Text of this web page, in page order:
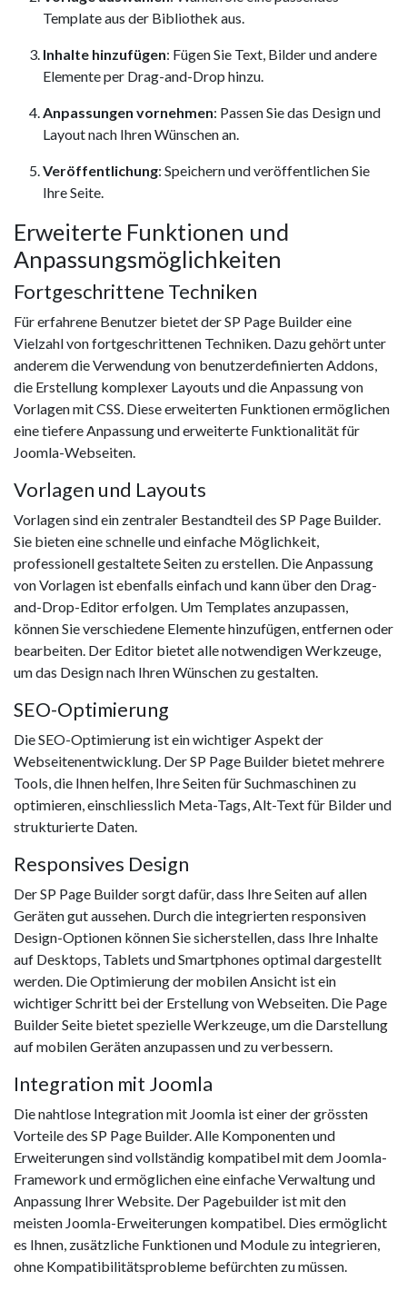
Template aus der Bibliothek aus.
Inhalte hinzufügen: Fügen Sie Text, Bilder und andere
Elemente per Drag-and-Drop hinzu.
Anpassungen vornehmen: Passen Sie das Design und
Layout nach Ihren Wünschen an.
Veröffentlichung: Speichern und veröffentlichen Sie
Ihre Seite.
Erweiterte Funktionen und
Anpassungsmöglichkeiten
Fortgeschrittene Techniken
Für erfahrene Benutzer bietet der SP Page Builder eine
Vielzahl von fortgeschrittenen Techniken. Dazu gehört unter
anderem die Verwendung von benutzerdefinierten Addons,
die Erstellung komplexer Layouts und die Anpassung von
Vorlagen mit CSS. Diese erweiterten Funktionen ermöglichen
eine tiefere Anpassung und erweiterte Funktionalität für
Joomla-Webseiten.
Vorlagen und Layouts
Vorlagen sind ein zentraler Bestandteil des SP Page Builder.
Sie bieten eine schnelle und einfache Möglichkeit,
professionell gestaltete Seiten zu erstellen. Die Anpassung
von Vorlagen ist ebenfalls einfach und kann über den Drag-
and-Drop-Editor erfolgen. Um Templates anzupassen,
können Sie verschiedene Elemente hinzufügen, entfernen oder
bearbeiten. Der Editor bietet alle notwendigen Werkzeuge,
um das Design nach Ihren Wünschen zu gestalten.
SEO-Optimierung
Die SEO-Optimierung ist ein wichtiger Aspekt der
Webseitenentwicklung. Der SP Page Builder bietet mehrere
Tools, die Ihnen helfen, Ihre Seiten für Suchmaschinen zu
optimieren, einschliesslich Meta-Tags, Alt-Text für Bilder und
strukturierte Daten.
Responsives Design
Der SP Page Builder sorgt dafür, dass Ihre Seiten auf allen
Geräten gut aussehen. Durch die integrierten responsiven
Design-Optionen können Sie sicherstellen, dass Ihre Inhalte
auf Desktops, Tablets und Smartphones optimal dargestellt
werden. Die Optimierung der mobilen Ansicht ist ein
wichtiger Schritt bei der Erstellung von Webseiten. Die Page
Builder Seite bietet spezielle Werkzeuge, um die Darstellung
auf mobilen Geräten anzupassen und zu verbessern.
Integration mit Joomla
Die nahtlose Integration mit Joomla ist einer der grössten
Vorteile des SP Page Builder. Alle Komponenten und
Erweiterungen sind vollständig kompatibel mit dem Joomla-
Framework und ermöglichen eine einfache Verwaltung und
Anpassung Ihrer Website. Der Pagebuilder ist mit den
meisten Joomla-Erweiterungen kompatibel. Dies ermöglicht
es Ihnen, zusätzliche Funktionen und Module zu integrieren,
ohne Kompatibilitätsprobleme befürchten zu müssen.